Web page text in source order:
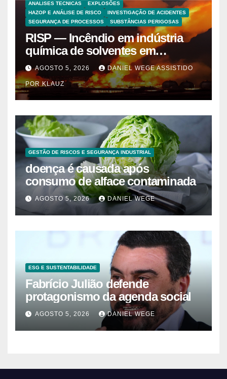
ANALISES TECNICAS
EXPLOSÕES
HAZOP E ANÁLISE DE RISCO
INVESTIGAÇÃO DE ACIDENTES
SEGURANÇA DE PROCESSOS
SUBSTÂNCIAS PERIGOSAS
RISP — Incêndio em indústria
química de solventes em
Itaquaquecetuba/SP
(UNIQUIMA/Quema)
AGOSTO 5, 2026 DANIEL WEGE ASSISTIDO
POR KLAUZ
GESTÃO DE RISCOS E SEGURANÇA INDUSTRIAL
doença é causada após
consumo de alface contaminada
AGOSTO 5, 2026 DANIEL WEGE
ESG E SUSTENTABILIDADE
Fabrício Julião defende
protagonismo da agenda social
AGOSTO 5, 2026 DANIEL WEGE